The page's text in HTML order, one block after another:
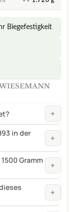
Biegefestigkeit
+
in der
+
Gramm
+
+